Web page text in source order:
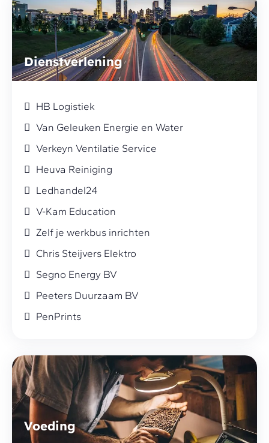
Dienstverlening
HB Logistiek
Van Geleuken Energie en Water
Verkeyn Ventilatie Service
Heuva Reiniging
Ledhandel24
V-Kam Education
Zelf je werkbus inrichten
Chris Steijvers Elektro
Segno Energy BV
Peeters Duurzaam BV
PenPrints
Voeding